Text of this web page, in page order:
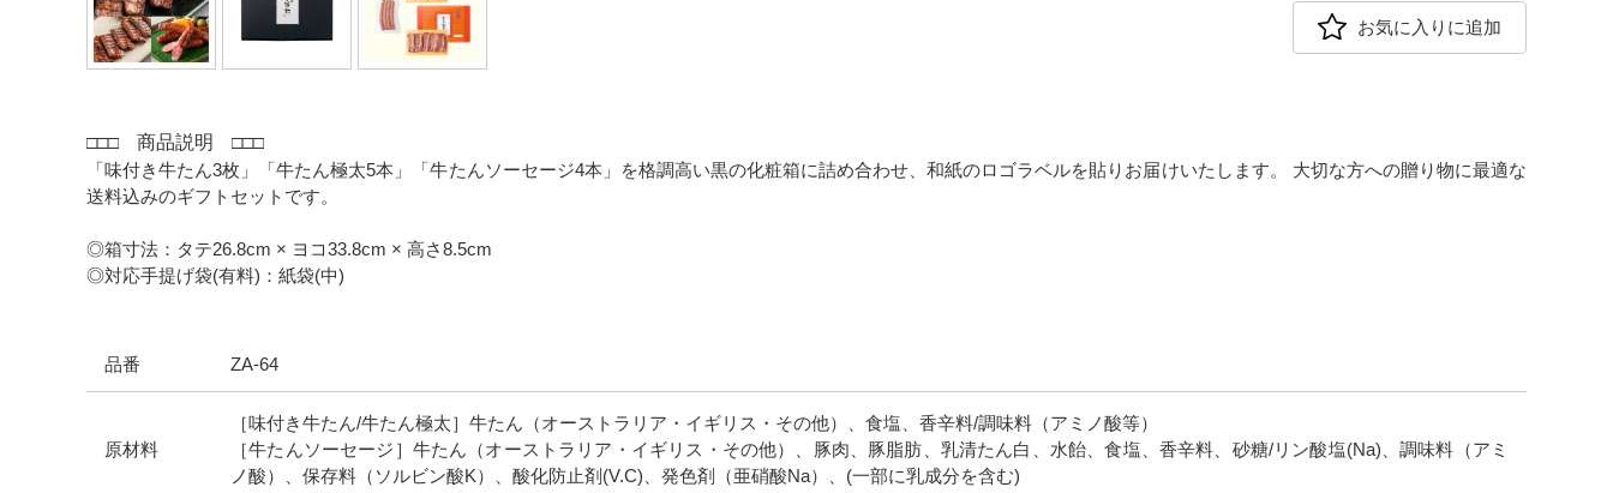
お気に入りに追加
□□□ 商品説明
□□□
「味付き牛たん3枚」「牛たん極太5本」「牛たんソーセージ4本」を格調高い黒の化粧箱に詰め合わせ、和紙のロゴラベルを貼りお届けいたします。 大切な方への贈り物に最適な
送料込みのギフトセットです。
◎箱寸法： タテ26.8cm × ヨコ33.8cm × 高さ8.5cm
◎対応手提げ袋(有料)：紙袋(中)
品番 ZA-64
原材料
［味付き牛たん/牛たん極太］牛たん（オーストラリア・イギリス・その他）、食塩、香辛料/調味料（アミノ酸等）
［牛たんソーセージ］ 牛たん（オーストラリア・イギリス・その他）、豚肉、豚脂肪、乳清たん白、水飴、食塩、香辛料、砂糖/リン酸塩(Na)、調味料（アミ
ノ酸）、保存料（ソルビン酸K）、酸化防止剤(V.C)、発色剤（亜硝酸Na）、(一部に乳成分を含む)